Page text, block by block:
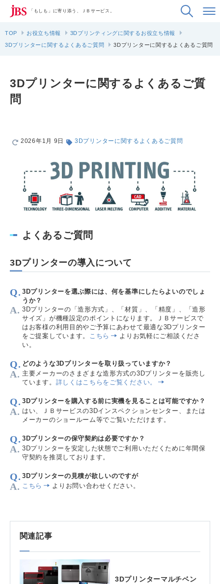
「もしも」に寄り添う、ＪＢサービス。
TOP お役立ち情報
3Dプリンティングに関するお役立ち情報
3Dプリンターに関するよくあるご質問
3Dプリンターに関するよくあるご質問
3Dプリンターに関するよくあるご質
問
2026年1月 9日 3Dプリンターに関するよくあるご質問
よくあるご質問
3Dプリンターの導入について
3Dプリンターを選ぶ際には、何を基準にしたらよいのでしょ
うか？
3Dプリンターの「造形方式」、「材質」、「精度」、「造形
サイズ」が機種設定のポイントになります。ＪＢサービスで
はお客様の利用目的やご予算にあわせて最適な3Dプリンター
をご提案しています。
こちら
よりお気軽にご相談くださ
い。
どのような3Dプリンターを取り扱っていますか？
主要メーカーのさまざまな造形方式の3Dプリンターを販売し
ています。 詳しくはこちらをご覧ください。
3Dプリンターを購入する前に実機を見ることは可能ですか？
はい、ＪＢサービスの3Dインスペクションセンター、または
メーカーのショールーム等でご覧いただけます。
3Dプリンターの保守契約は必要ですか？
3Dプリンターを安定した状態でご利用いただくために年間保
守契約を推奨しております。
3Dプリンターの見積が欲しいのですが
こちら
よりお問い合わせください。
関連記事
3Dプリンターマルチベン